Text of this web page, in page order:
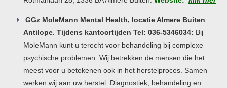
GGz MoleMann Mental Health, locatie Almere Buiten
Antilope. Tijdens kantoortijden Tel: 036-5346034: Bij
MoleMann kunt u terecht voor behandeling bij complexe
psychische problemen. Wij betrekken de mensen die het
meest voor u betekenen ook in het herstelproces. Samen
werken wij aan uw herstel. Diagnostiek, behandeling en